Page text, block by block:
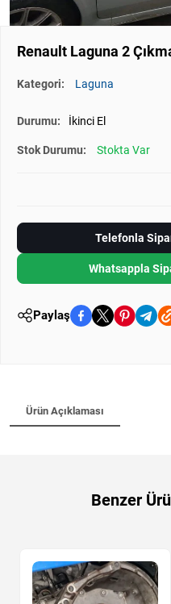
Renault Laguna 2
Kategori: Laguna
Durumu: İkinci El
Stok Durumu: Stokta Var
Telefonla
Whatsappla
Paylaş
Ürün Açıklaması
Benzer